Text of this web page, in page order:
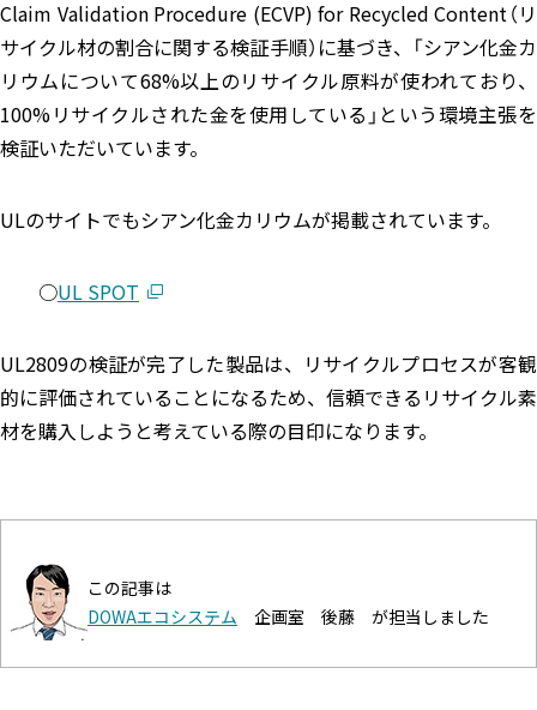
Claim Validation Procedure (ECVP) for Recycled Content（リ
サイクル材の割合に関する検証手順）に基づき、「シアン化金カ
リウムについて68%以上のリサイクル原料が使われており、
100%リサイクルされた金を使用している」という環境主張を
検証いただいています。
ULのサイトでもシアン化金カリウムが掲載されています。
○UL SPOT
UL2809の検証が完了した製品は、リサイクルプロセスが客観
的に評価されていることになるため、信頼できるリサイクル素
材を購入しようと考えている際の目印になります。
この記事は
DOWAエコシステム 企画室 後藤 が担当しました